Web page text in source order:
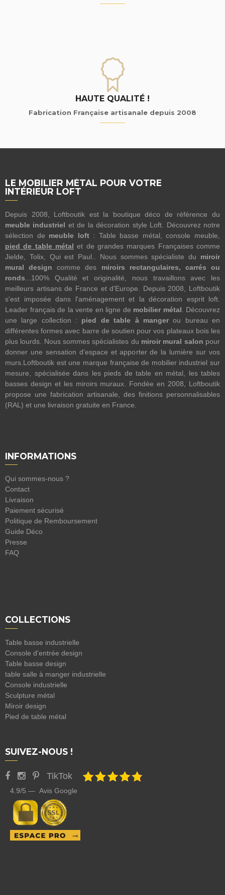
HAUTE QUALITÉ !
Fabrication Française artisanale depuis 2008
LE MOBILIER MÉTAL POUR VOTRE
INTÉRIEUR LOFT
Depuis 2008, Loftboutik est la boutique déco de référence du
meuble industriel et de la décoration style Loft. Découvrez notre
sélection de meuble loft: Table basse métal, console meuble,
pied de table métal et de grandes marques Françaises comme
Jielde, Tolix, Qui est Paul.. Nous sommes spécialiste du miroir
mural design comme des miroirs rectangulaires, carrés ou
ronds ...100% Qualité et originalité, nous travaillons avec les
meilleurs artisans de France et d'Europe. Depuis 2008, Loftboutik
s'est imposée dans l'aménagement et la décoration esprit loft.
Leader français de la vente en ligne de mobilier métal . Découvrez
une large collection : pied de table à mangerou bureau en
différentes formes avec barre de soutien pour vos plateaux bois les
plus lourds. Nous sommes spécialistes du miroir mural salon pour
donner une sensation d'espace et apporter de la lumière sur vos
murs.Loftboutik est une marque française de mobilier industriel sur
mesure, spécialisée dans les pieds de table en métal, les tables
basses design et les miroirs muraux. Fondée en 2008, Loftboutik
propose une fabrication artisanale, des finitions personnalisables
(RAL) et une livraison gratuite en France.
INFORMATIONS
Qui sommes-nous ?
Contact
Livraison
Paiement sécurisé
Politique de Remboursement
Guide Déco
Presse
FAQ
COLLECTIONS
Table basse industrielle
Console d'entrée design
Table basse design
table salle à manger industrielle
Console industrielle
Sculpture métal
Miroir design
Pied de table métal
SUIVEZ-NOUS !
TikTok
4.9/5 — Avis Google